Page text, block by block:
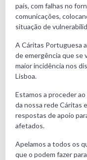
país, com falhas no
comunicações,
situação de
A Cáritas Portuguesa
de emergência que se
maior incidência nos
Lisboa.
Estamos a proceder
da nossa rede Cáritas
respostas de apoio
afetados.
Apelamos a todos os
que o podem fazer